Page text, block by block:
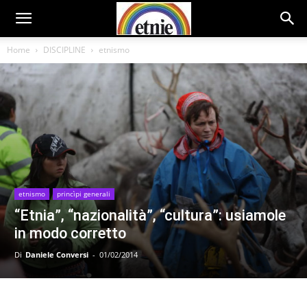
Home DISCIPLINE etnismo
etnismo princìpi generali
“Etnia”, “nazionalità”, “cultura”: usiamole
in modo corretto
Di Daniele Conversi - 01/02/2014